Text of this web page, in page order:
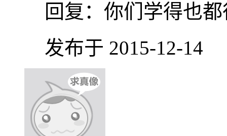
回复： 你们学得也
发布于 2015-12-14